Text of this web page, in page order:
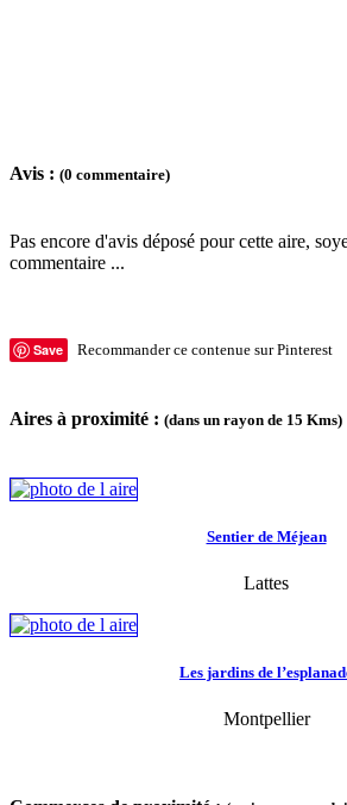
Avis : (0 commentaire)
Pas encore d'avis déposé pour cette aire,
commentaire ...
Save Recommander ce contenue sur Pinterest
Aires à proximité : (dans un rayon de 15 Kms)
Sentier de Méjean
Lattes
Les jardins de
Montpellier